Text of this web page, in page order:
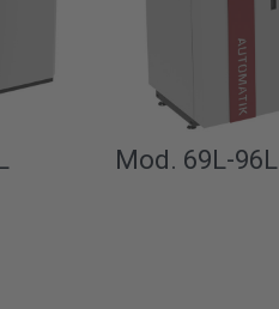
Mod. 69L-96L